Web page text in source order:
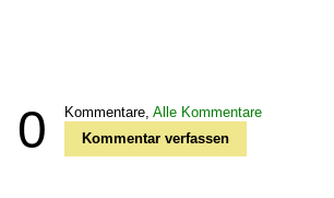
0 Kommentare, Alle Kommentare
Kommentar verfassen